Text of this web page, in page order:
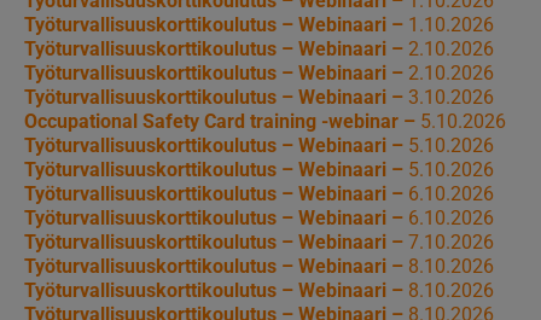
Työturvallisuuskorttikoulutus – Webinaari – 1.10.2026
Työturvallisuuskorttikoulutus – Webinaari – 2.10.2026
Työturvallisuuskorttikoulutus – Webinaari – 2.10.2026
Työturvallisuuskorttikoulutus – Webinaari – 3.10.2026
Occupational Safety Card training -webinar – 5.10.2026
Työturvallisuuskorttikoulutus – Webinaari – 5.10.2026
Työturvallisuuskorttikoulutus – Webinaari – 5.10.2026
Työturvallisuuskorttikoulutus – Webinaari – 6.10.2026
Työturvallisuuskorttikoulutus – Webinaari – 6.10.2026
Työturvallisuuskorttikoulutus – Webinaari – 7.10.2026
Työturvallisuuskorttikoulutus – Webinaari – 8.10.2026
Työturvallisuuskorttikoulutus – Webinaari – 8.10.2026
Työturvallisuuskorttikoulutus – Webinaari – 8.10.2026